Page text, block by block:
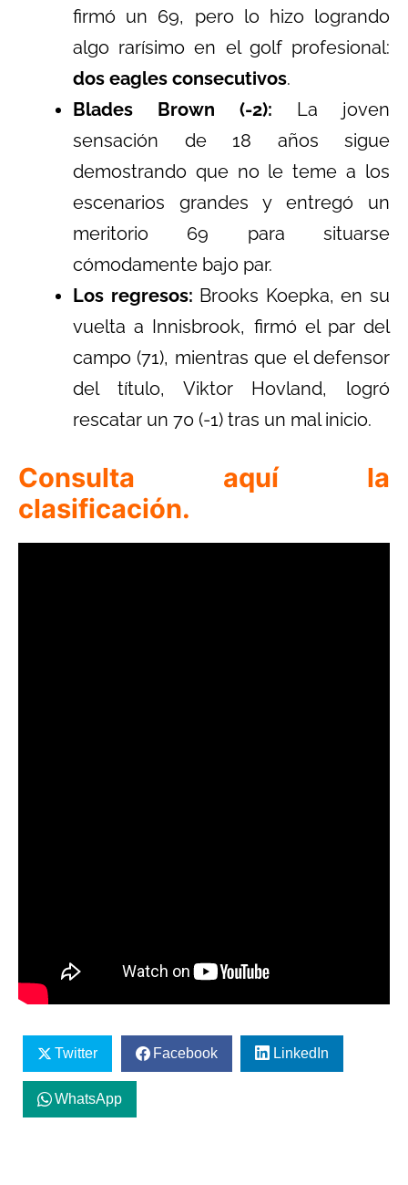
firmó un 69, pero lo hizo logrando
algo rarísimo en el golf profesional:
dos eagles consecutivos.
Blades Brown (-2): La joven
sensación de 18 años sigue
demostrando que no le teme a los
escenarios grandes y entregó un
meritorio 69 para situarse
cómodamente bajo par.
Los regresos: Brooks Koepka, en su
vuelta a Innisbrook, firmó el par del
campo (71), mientras que el defensor
del título, Viktor Hovland, logró
rescatar un 70 (-1) tras un mal inicio.
Consulta aquí la
clasificación.
Twitter Facebook LinkedIn
WhatsApp